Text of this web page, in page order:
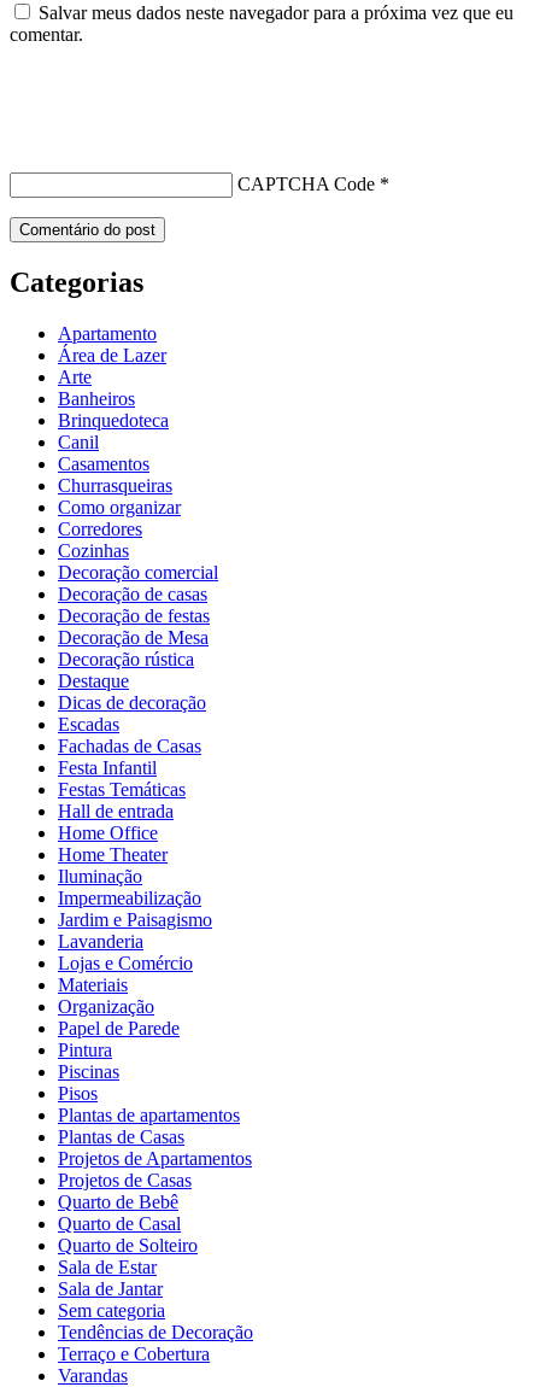
Salvar meus dados neste navegador para a próxima vez que eu
comentar.
CAPTCHA Code *
Categorias
Apartamento
Área de Lazer
Arte
Banheiros
Brinquedoteca
Canil
Casamentos
Churrasqueiras
Como organizar
Corredores
Cozinhas
Decoração comercial
Decoração de casas
Decoração de festas
Decoração de Mesa
Decoração rústica
Destaque
Dicas de decoração
Escadas
Fachadas de Casas
Festa Infantil
Festas Temáticas
Hall de entrada
Home Office
Home Theater
Iluminação
Impermeabilização
Jardim e Paisagismo
Lavanderia
Lojas e Comércio
Materiais
Organização
Papel de Parede
Pintura
Piscinas
Pisos
Plantas de apartamentos
Plantas de Casas
Projetos de Apartamentos
Projetos de Casas
Quarto de Bebê
Quarto de Casal
Quarto de Solteiro
Sala de Estar
Sala de Jantar
Sem categoria
Tendências de Decoração
Terraço e Cobertura
Varandas